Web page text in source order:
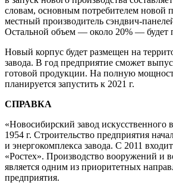
словам, основным потребителем новой
местный производитель сэндвич-
Остальной объем — около 20% — будет
Новый корпус будет размещен на
завода. В год предприятие сможет
готовой продукции. На полную
планируется запустить к 2021 г.
СПРАВКА
«Новосибирский завод искусственного
1954 г. Строительство предприятия
и энергокомплекса завода. С 2011
«Ростех». Производство вооружений и
является одним из приоритетных
предприятия.